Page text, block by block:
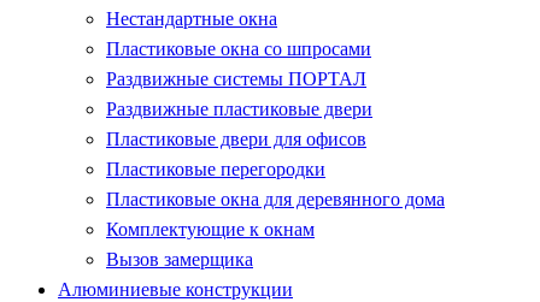
Нестандартные окна
Пластиковые окна со шпросами
Раздвижные системы ПОРТАЛ
Раздвижные пластиковые двери
Пластиковые двери для офисов
Пластиковые перегородки
Пластиковые окна для деревянного дома
Комплектующие к окнам
Вызов замерщика
Алюминиевые конструкции